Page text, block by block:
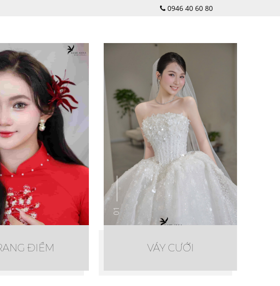
0946 40 60 80
ĐIỂM
01
VÁY CƯỚI